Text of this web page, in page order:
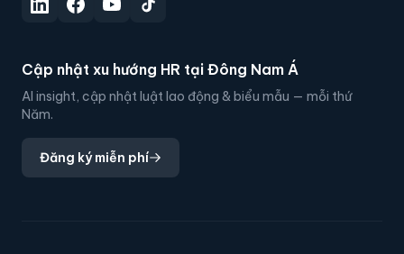
Cập nhật xu hướng HR tại Đông Nam Á
AI insight, cập nhật luật lao động & biểu mẫu — mỗi thứ
Năm.
Đăng ký miễn phí